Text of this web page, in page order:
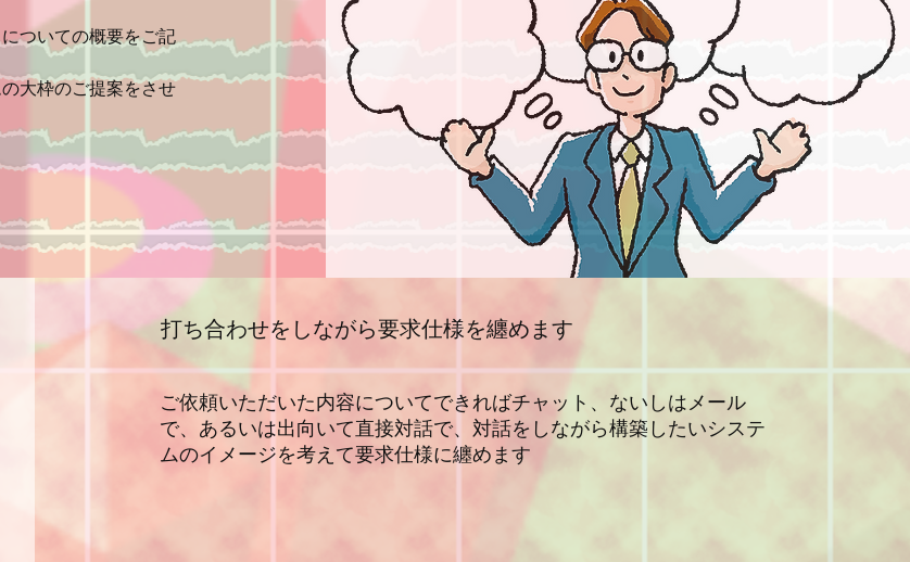
ついての概要をご記
大枠のご提案をさせ
打ち合わせをしながら要求仕様を纏めます
ご依頼いただいた内容についてできればチャット、ないしはメール
で、あるいは出向いて直接対話で、対話をしながら構築したいシステ
ムのイメージを考えて要求仕様に纏めます